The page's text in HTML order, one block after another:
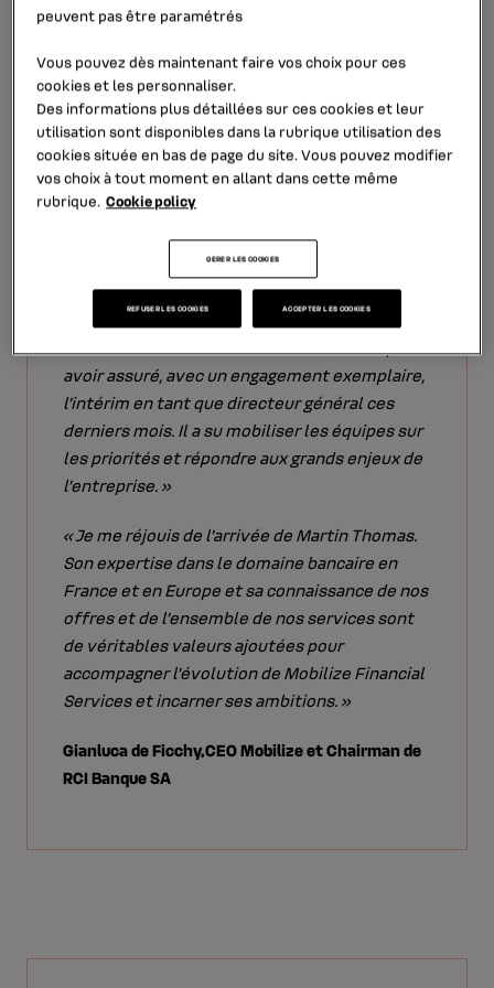
« Je tiens à remercier Frédéric Schneider pour
avoir assuré, avec un engagement exemplaire,
l’intérim en tant que directeur général ces
derniers mois. Il a su mobiliser les équipes sur
les priorités et répondre aux grands enjeux de
l’entreprise. »
« Je me réjouis de l’arrivée de Martin Thomas.
Son expertise dans le domaine bancaire en
France et en Europe et sa connaissance de nos
offres et de l’ensemble de nos services sont
de véritables valeurs ajoutées pour
accompagner l’évolution de Mobilize Financial
Services et incarner ses ambitions. »
Gianluca de Ficchy,CEO Mobilize et Chairman de
RCI Banque SA
peuvent pas être paramétrés
Vous pouvez dès maintenant faire vos choix pour ces
cookies et les personnaliser.
Des informations plus détaillées sur ces cookies et leur
utilisation sont disponibles dans la rubrique utilisation des
cookiessituée en bas de page du site. Vous pouvez modifier
vos choix à tout moment en allant dans cette même
rubrique. Cookie policy
GERER LES COOKIES
REFUSER LES COOKIES ACCEPTER LES COOKIES